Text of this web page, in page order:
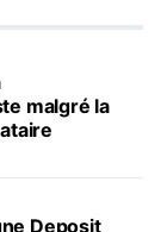
malgré la
Deposit